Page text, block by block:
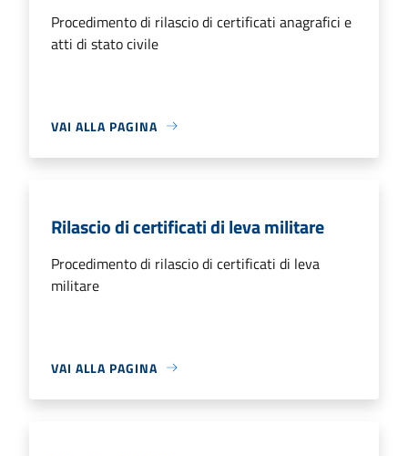
Procedimento di rilascio di certificati anagrafici e
atti di stato civile
VAI ALLA PAGINA
Rilascio di certificati di leva militare
Procedimento di rilascio di certificati di leva
militare
VAI ALLA PAGINA